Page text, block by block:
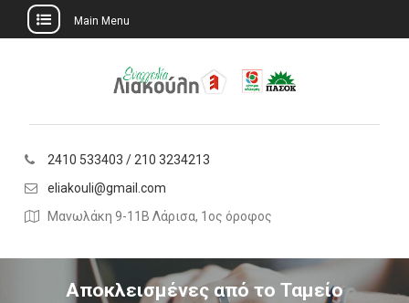
Main Menu
2410 533403 / 210 3234213
eliakouli@gmail.com
Μανωλάκη 9-11Β Λάρισα, 1ος όροφος
Αποκλεισμένες από το Ταμείο